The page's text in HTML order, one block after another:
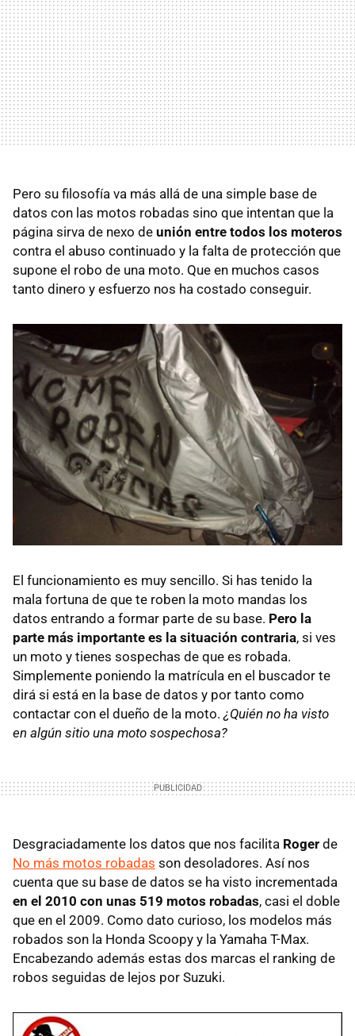
Pero su filosofía va más allá de una simple base de
datos con las motos robadas sino que intentan que la
página sirva de nexo de unión entre todos los moteros
contra el abuso continuado y la falta de protección que
supone el robo de una moto. Que en muchos casos
tanto dinero y esfuerzo nos ha costado conseguir.
El funcionamiento es muy sencillo. Si has tenido la
mala fortuna de que te roben la moto mandas los
datos entrando a formar parte de su base. Pero la
parte más importante es la situación contraria, si ves
un moto y tienes sospechas de que es robada.
Simplemente poniendo la matrícula en el buscador te
dirá si está en la base de datos y por tanto como
contactar con el dueño de la moto.¿Quién no ha visto
en algún sitio una moto sospechosa?
Desgraciadamente los datos que nos facilita Roger de
No más motos robadas son desoladores. Así nos
cuenta que su base de datos se ha visto incrementada
en el 2010 con unas 519 motos robadas, casi el doble
que en el 2009. Como dato curioso, los modelos más
robados son la Honda Scoopy y la Yamaha T-Max.
Encabezando además estas dos marcas el ranking de
robos seguidas de lejos por Suzuki.